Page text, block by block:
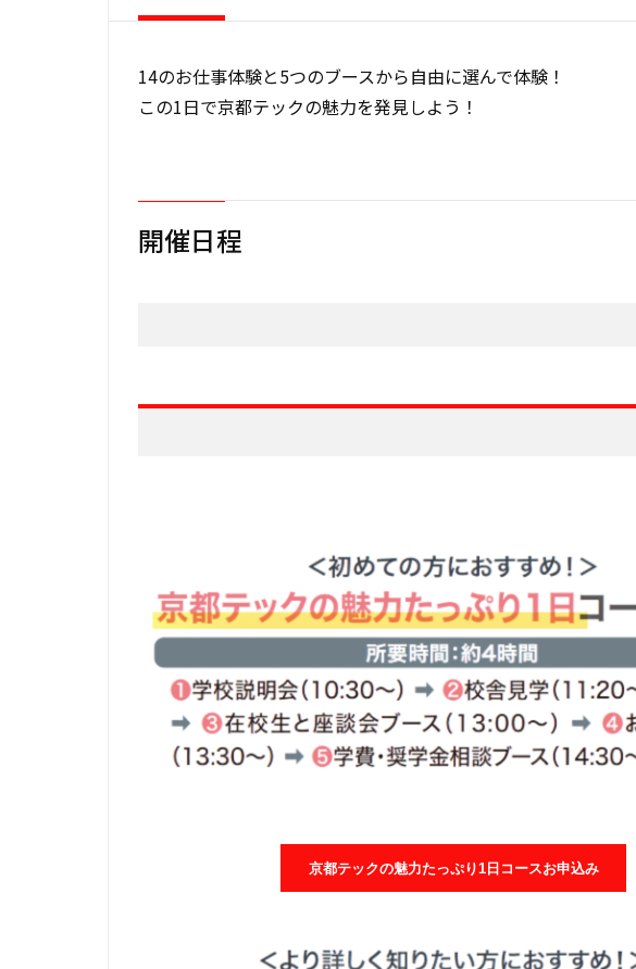
14のお仕事体験と5つのブースから自由に選んで体験！
この1日で京都テックの魅力を発見しよう！
開催日程
京都テックの魅力たっぷり1日コースお申込み